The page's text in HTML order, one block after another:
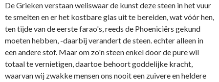
De Grieken verstaan weliswaar de kunst deze steen in het vuur
te smelten en er het kostbare glas uit te bereiden, wat vóór hen,
ten tijde van de eerste farao's, reeds de Phoeniciërs gekund
moeten hebben, -daarbij verandert de steen. echter alleen in
een andere stof. Maar om zo'n steen enkel door de pure wil
totaal te vernietigen, daartoe behoort goddelijke kracht,
waarvan wij zwakke mensen ons nooit een zuivere en heldere